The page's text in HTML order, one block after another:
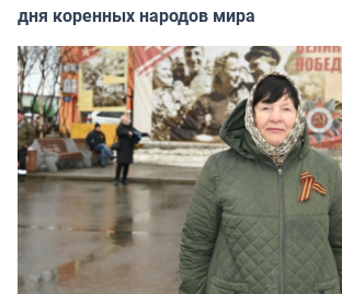
дня коренных народов мира